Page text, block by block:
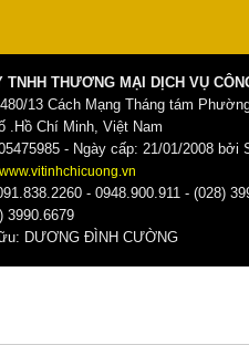
TNHH THƯƠNG MẠI DỊCH VỤ
13 Cách Mạng Tháng tám
.Hồ Chí Minh, Việt Nam
- Ngày cấp: 21/01/2008
www.vitinhchicuong.vn
- 0948.900.911 - (028)
3990.6679
DƯƠNG ĐÌNH CƯỜNG